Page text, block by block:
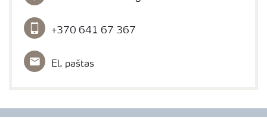
+370 641 67 367
El. paštas